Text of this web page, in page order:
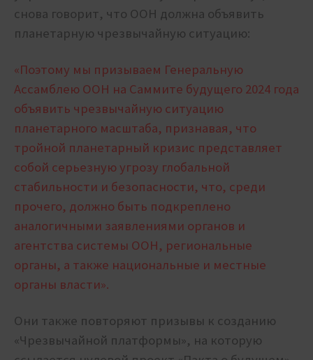
снова говорит, что ООН должна объявить
планетарную чрезвычайную ситуацию:
«Поэтому мы призываем Генеральную
Ассамблею ООН на Саммите будущего 2024 года
объявить чрезвычайную ситуацию
планетарного масштаба, признавая, что
тройной планетарный кризис представляет
собой серьезную угрозу глобальной
стабильности и безопасности, что, среди
прочего, должно быть подкреплено
аналогичными заявлениями органов и
агентства системы ООН, региональные
органы, а также национальные и местные
органы власти».
Они также повторяют призывы к созданию
«Чрезвычайной платформы», на которую